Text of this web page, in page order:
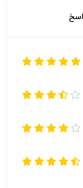
شده است. فصول شامل